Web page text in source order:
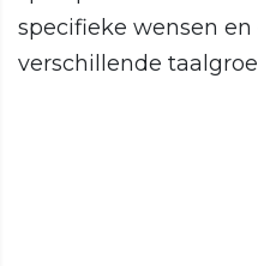
specifieke wensen
verschillende